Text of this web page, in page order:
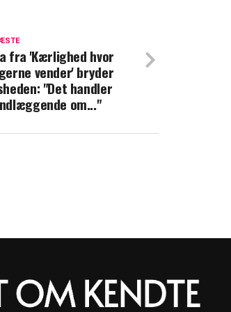
det i dag
beskyldes for nye
fra 'Kærlighed hvor
vender' bryder
"Det handler
om..."